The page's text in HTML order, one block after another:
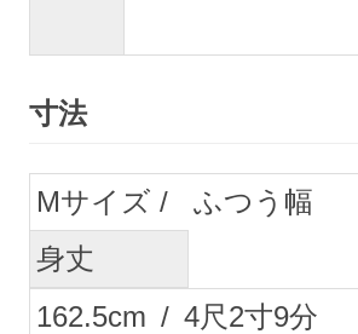
寸法
M
ふつう幅
身丈
162.5cm / 4尺2寸9分